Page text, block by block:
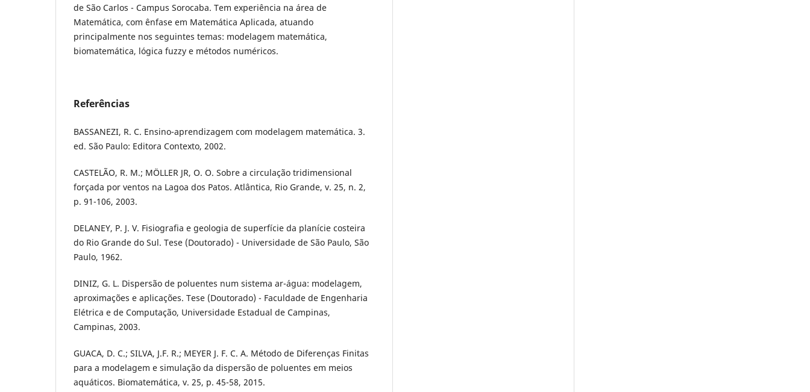
de São Carlos - Campus Sorocaba. Tem experiência na área de
Matemática, com ênfase em Matemática Aplicada, atuando
principalmente nos seguintes temas: modelagem matemática,
biomatemática, lógica fuzzy e métodos numéricos.
Referências
BASSANEZI, R. C. Ensino-aprendizagem com modelagem matemática. 3.
ed. São Paulo: Editora Contexto, 2002.
CASTELÃO, R. M.; MÖLLER JR, O. O. Sobre a circulação tridimensional
forçada por ventos na Lagoa dos Patos. Atlântica, Rio Grande, v. 25, n. 2,
p. 91-106, 2003.
DELANEY, P. J. V. Fisiografia e geologia de superfície da planície costeira
do Rio Grande do Sul. Tese (Doutorado) - Universidade de São Paulo, São
Paulo, 1962.
DINIZ, G. L. Dispersão de poluentes num sistema ar-água: modelagem,
aproximações e aplicações. Tese (Doutorado) - Faculdade de Engenharia
Elétrica e de Computação, Universidade Estadual de Campinas,
Campinas, 2003.
GUACA, D. C.; SILVA, J.F. R.; MEYER J. F. C. A. Método de Diferenças Finitas
para a modelagem e simulação da dispersão de poluentes em meios
aquáticos. Biomatemática, v. 25, p. 45-58, 2015.